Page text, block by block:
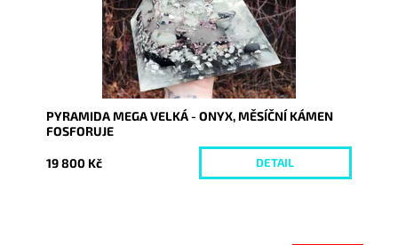
PYRAMIDA MEGA VELKÁ - ONYX, MĚSÍČNÍ KÁMEN
FOSFORUJE
19 800 Kč DETAIL